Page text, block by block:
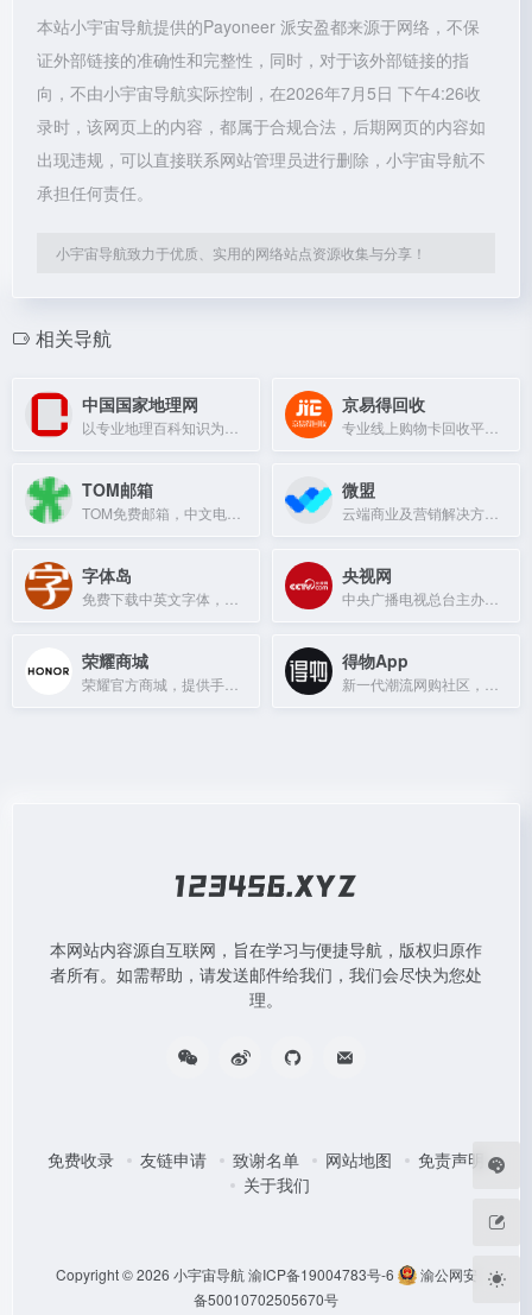
本站小宇宙导航提供的Payoneer 派安盈都来源于网络，不保
证外部链接的准确性和完整性，同时，对于该外部链接的指
向，不由小宇宙导航实际控制，在2026年7月5日 下午4:26收
录时，该网页上的内容，都属于合规合法，后期网页的内容如
出现违规，可以直接联系网站管理员进行删除，小宇宙导航不
承担任何责任。
小宇宙导航致力于优质、实用的网络站点资源收集与分享！
相关导航
中国国家地理网 京易得回收
TOM邮箱 微盟
字体岛 央视网
荣耀商城 得物App
本网站内容源自互联网，旨在学习与便捷导航，版权归原作
者所有。如需帮助，请发送邮件给我们，我们会尽快为您处
理。
免费收录 友链申请 致谢名单 网站地图
免责声明
关于我们
Copyright © 2026 小宇宙导航 渝ICP备19004783号-6
渝公网安
备50010702505670号